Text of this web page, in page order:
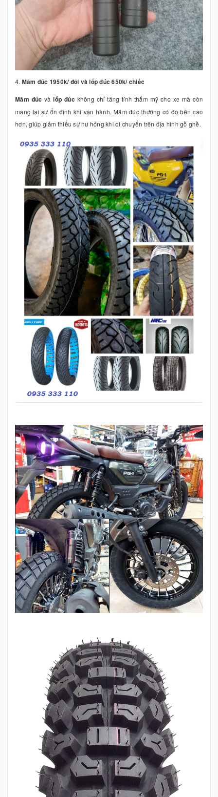
4. Mâm đúc 1950k/ đôi và lốp đúc 650k/ chiếc
Mâm đúc vàlốp đúc không chỉ tăng tính thẩm mỹ cho xe mà còn
mang lại sự ổn định khi vận hành. Mâm đúc thường có độ bền cao
hơn, giúp giảm thiểu sự hư hỏng khi di chuyển trên địa hình gồ ghề.